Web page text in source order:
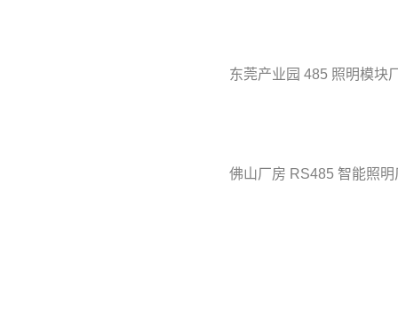
东莞产业园 485 照明模块
佛山厂房 RS485 智能照明